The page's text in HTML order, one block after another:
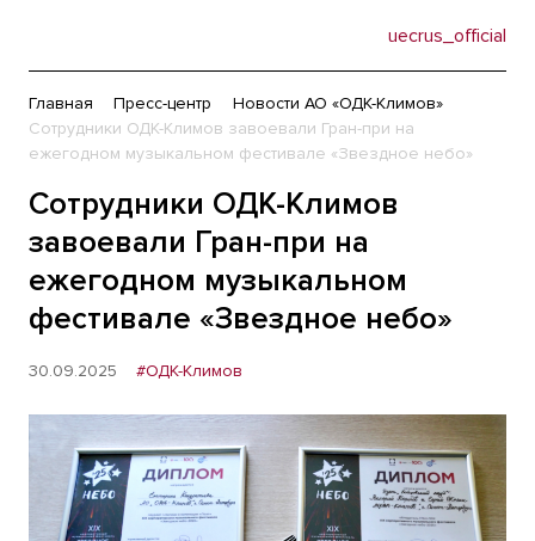
uecrus_official
Главная Пресс-центр
Новости АО «ОДК-Климов»
Сотрудники ОДК-Климов завоевали Гран-при на
ежегодном музыкальном фестивале «Звездное небо»
Сотрудники ОДК-Климов
завоевали Гран-при на
ежегодном музыкальном
фестивале «Звездное небо»
30.09.2025 #ОДК-Климов